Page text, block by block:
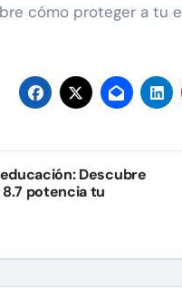
cómo proteger a tu
Descubre
8.7 potencia tu